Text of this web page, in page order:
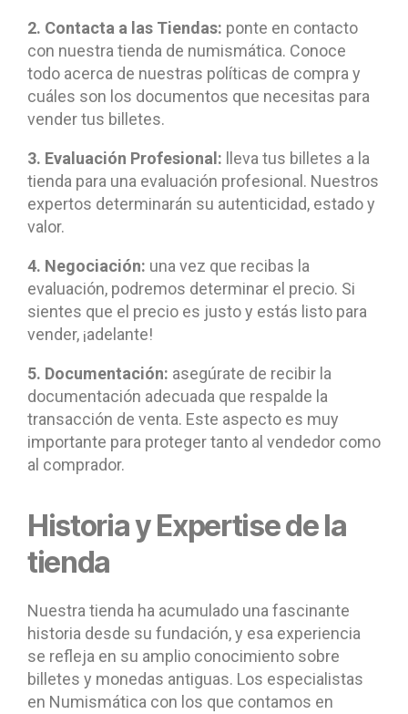
2. Contacta a las Tiendas: ponte en contacto
con nuestra tienda de numismática. Conoce
todo acerca de nuestras políticas de compra y
cuáles son los documentos que necesitas para
vender tus billetes.
3. Evaluación Profesional: lleva tus billetes a la
tienda para una evaluación profesional. Nuestros
expertos determinarán su autenticidad, estado y
valor.
4. Negociación: una vez que recibas la
evaluación, podremos determinar el precio. Si
sientes que el precio es justo y estás listo para
vender, ¡adelante!
5. Documentación: asegúrate de recibir la
documentación adecuada que respalde la
transacción de venta. Este aspecto es muy
importante para proteger tanto al vendedor como
al comprador.
Historia y Expertise de la
tienda
Nuestra tienda ha acumulado una fascinante
historia desde su fundación, y esa experiencia
se refleja en su amplio conocimiento sobre
billetes y monedas antiguas. Los especialistas
en Numismática con los que contamos en